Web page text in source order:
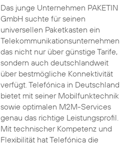
Das junge Unternehmen PAKETIN
GmbH suchte für seinen
universellen Paketkasten ein
Telekommunikationsunternehmen
das nicht nur über günstige Tarife,
sondern auch deutschlandweit
über bestmögliche Konnektivität
verfügt. Telefónica in Deutschland
bietet mit seiner Mobilfunktechnik
sowie optimalen M2M-Services
genau das richtige Leistungsprofil.
Mit technischer Kompetenz und
Flexibilität hat Telefónica die